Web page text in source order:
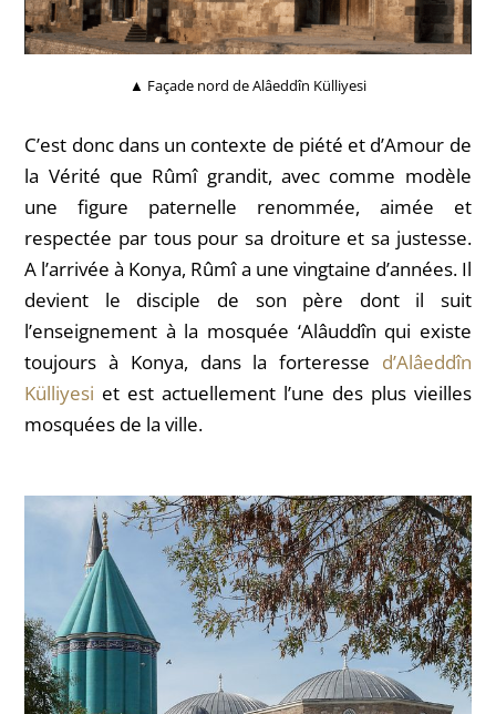
▲ Façade nord de Alâeddîn Külliyesi
C’est donc dans un contexte de piété et d’Amour de
la Vérité que Rûmî grandit, avec comme modèle
une figure paternelle renommée, aimée et
respectée par tous pour sa droiture et sa justesse.
A l’arrivée à Konya, Rûmî a une vingtaine d’années. Il
devient le disciple de son père dont il suit
l’enseignement à la mosquée ‘Alâuddîn qui existe
toujours à Konya, dans la forteresse d’Alâeddîn
Külliyesi et est actuellement l’une des plus vieilles
mosquées de la ville.